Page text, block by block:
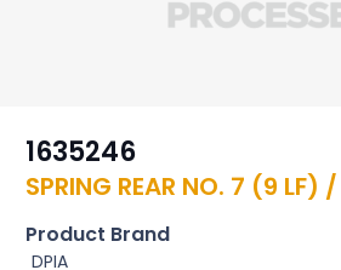
1635246
SPRING REAR NO. 7 (9 LF)
Product Brand
DPIA